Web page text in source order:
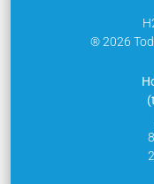
® 2026